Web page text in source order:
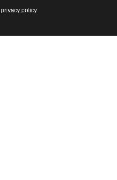
privacy policy.
privacy policy.